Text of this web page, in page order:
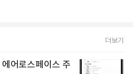
더보기
어로스페이스 주